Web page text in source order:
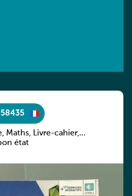
Maths, Livre-cahier,
état